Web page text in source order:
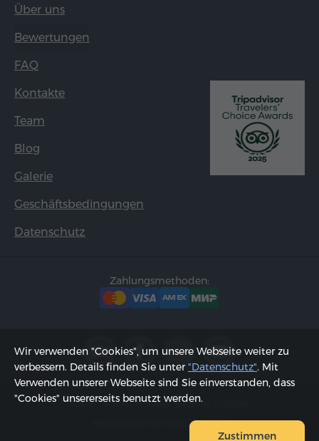
Über uns
Bewertungen
FAQ
Kontakte
Team
Blog
Galerie
Geschäftsbedingungen
Datenschutz
Zahlungsmethoden:
2002 - 2026, © "Hyur Service" GmbH;
Aktualisiert am 09.08.2026
Wir verwenden "Cookies", um unsere Webseite weiter zu
verbessern. Details finden Sie unter"Datenschutz". Mit
Verwenden unserer Webseite sind Sie einverstanden, dass
"Cookies" unsererseits benutzt werden.
Zustimmen